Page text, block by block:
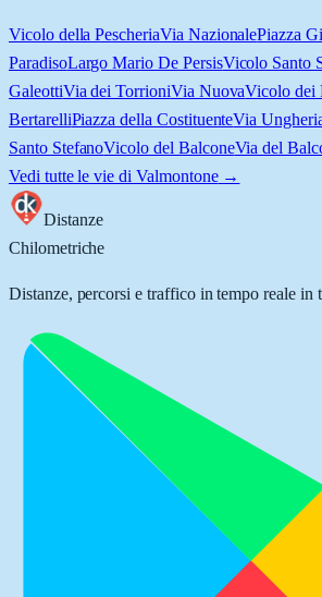
Vicolo della PescheriaVia NazionalePiazza
ParadisoLargo Mario De PersisVicolo Santo
GaleottiVia dei TorrioniVia NuovaVicolo dei
BertarelliPiazza della CostituenteVia
Santo StefanoVicolo del BalconeVia del
Vedi tutte le vie di Valmontone→
Distanze
Chilometriche
Distanze, percorsi e traffico in tempo reale in